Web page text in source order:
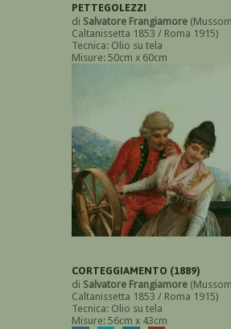
PETTEGOLEZZI
di Salvatore Frangiamore
Caltanissetta 1853 / Roma 1915)
Tecnica: Olio su tela
Misure: 50cm x 60cm
CORTEGGIAMENTO (1889)
di Salvatore Frangiamore
Caltanissetta 1853 / Roma 1915)
Tecnica: Olio su tela
Misure: 56cm x 43cm